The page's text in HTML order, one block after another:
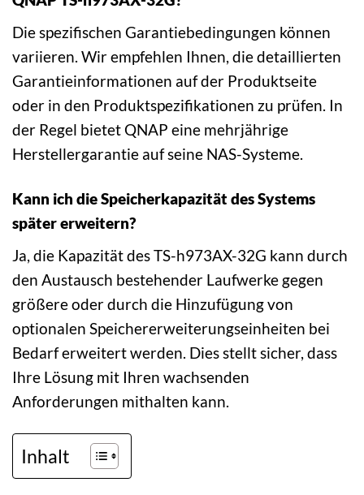
Die spezifischen Garantiebedingungen können
variieren. Wir empfehlen Ihnen, die detaillierten
Garantieinformationen auf der Produktseite
oder in den Produktspezifikationen zu prüfen. In
der Regel bietet QNAP eine mehrjährige
Herstellergarantie auf seine NAS-Systeme.
Kann ich die Speicherkapazität des Systems
später erweitern?
Ja, die Kapazität des TS-h973AX-32G kann durch
den Austausch bestehender Laufwerke gegen
größere oder durch die Hinzufügung von
optionalen Speichererweiterungseinheiten bei
Bedarf erweitert werden. Dies stellt sicher, dass
Ihre Lösung mit Ihren wachsenden
Anforderungen mithalten kann.
Inhalt